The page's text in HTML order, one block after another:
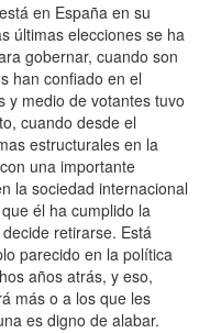
en España en su
últimas elecciones se ha
gobernar, cuando son
han confiado en el
y medio de votantes tuvo
cuando desde el
estructurales en la
una importante
la sociedad internacional
él ha cumplido la
retirarse. Está
parecido en la política
años atrás, y eso,
más o a los que les
es digno de alabar.